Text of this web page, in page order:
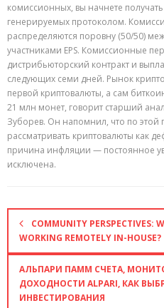
комиссионных, вы начнете
генерируемых протоколом.
распределяются поровну (50/50)
участниками EPS. Комиссионные
дистрибьюторский контракт и
следующих семи дней. Рынок
первой криптовалюты, а сам
21 млн монет, говорит старший
Зуборев. Он напомнил, что по
рассматривать криптовалюты как
причина инфляции — постоянное
исключена.
COMMUNITY PERSPECTIVES:
WORKING REMOTELY IN-HOUSE?
АЛЬПАРИ ПАММ СЧЕТА,
ДОХОДНОСТИ ALPARI, КАК
ИНВЕСТИРОВАНИЯ